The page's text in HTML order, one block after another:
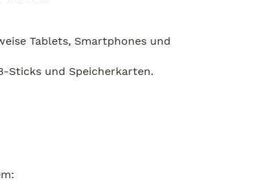
Tablets, Smartphones und
Sticks und Speicherkarten.